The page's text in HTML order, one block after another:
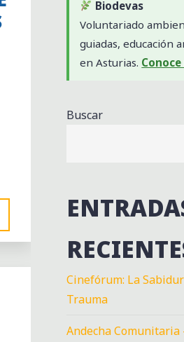
Biodevas
Voluntariado
guiadas, educación
en Asturias.
Buscar
Cinefórum: La
Trauma
Andecha